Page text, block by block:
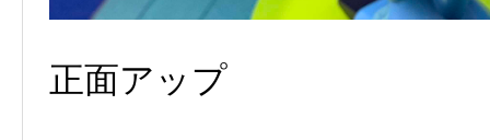
正面アップ